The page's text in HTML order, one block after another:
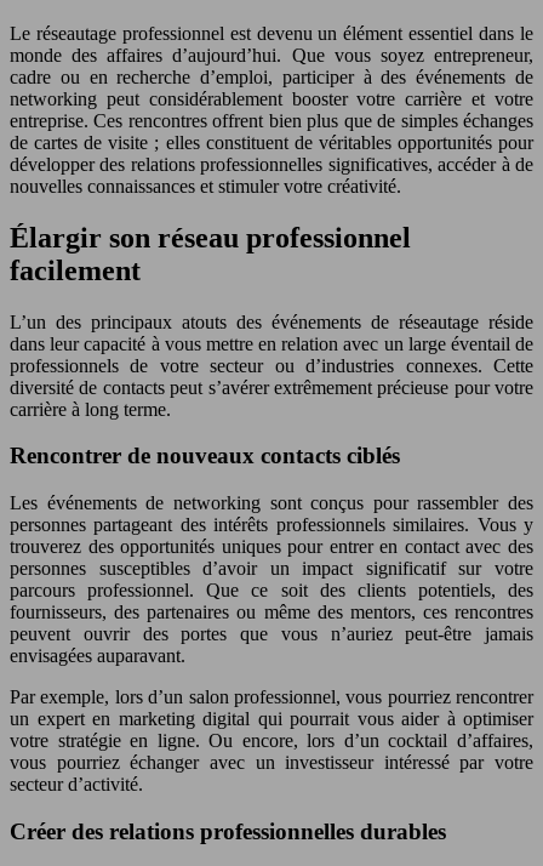
Le réseautage professionnel est devenu un élément essentiel dans le
monde des affaires d’aujourd’hui. Que vous soyez entrepreneur,
cadre ou en recherche d’emploi, participer à des événements de
networking peut considérablement booster votre carrière et votre
entreprise. Ces rencontres offrent bien plus que de simples échanges
de cartes de visite ; elles constituent de véritables opportunités pour
développer des relations professionnelles significatives, accéder à de
nouvelles connaissances et stimuler votre créativité.
Élargir son réseau professionnel
facilement
L’un des principaux atouts des événements de réseautage réside
dans leur capacité à vous mettre en relation avec un large éventail de
professionnels de votre secteur ou d’industries connexes. Cette
diversité de contacts peut s’avérer extrêmement précieuse pour votre
carrière à long terme.
Rencontrer de nouveaux contacts ciblés
Les événements de networking sont conçus pour rassembler des
personnes partageant des intérêts professionnels similaires. Vous y
trouverez des opportunités uniques pour entrer en contact avec des
personnes susceptibles d’avoir un impact significatif sur votre
parcours professionnel. Que ce soit des clients potentiels, des
fournisseurs, des partenaires ou même des mentors, ces rencontres
peuvent ouvrir des portes que vous n’auriez peut-être jamais
envisagées auparavant.
Par exemple, lors d’un salon professionnel, vous pourriez rencontrer
un expert en marketing digital qui pourrait vous aider à optimiser
votre stratégie en ligne. Ou encore, lors d’un cocktail d’affaires,
vous pourriez échanger avec un investisseur intéressé par votre
secteur d’activité.
Créer des relations professionnelles durables